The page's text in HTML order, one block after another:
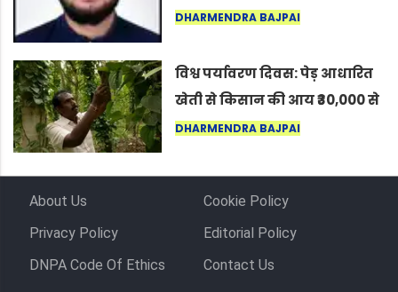
शहर का मान
DHARMENDRA BAJPAI
विश्व पर्यावरण दिवस: पेड़ आधारित
खेती से किसान की आय ₹30,000 से
बढ़कर ₹3 लाख प्रति एकड़ हुई
DHARMENDRA BAJPAI
About Us
Cookie Policy
Privacy Policy
Editorial Policy
DNPA Code Of Ethics
Contact Us